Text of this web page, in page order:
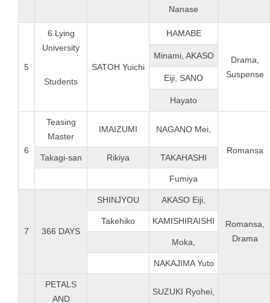
Nanase
5
6 Lying
University
Students
SATOH Yuichi
HAMABE
Drama,
Suspense
Minami, AKASO
Eiji, SANO
Hayato
6
Teasing
Master
IMAIZUMI NAGANO Mei,
Romansa
Takagi-san Rikiya TAKAHASHI
Fumiya
7 366 DAYS
SHINJYOU AKASO Eiji,
Romansa,
Drama
Takehiko KAMISHIRAISHI
Moka,
NAKAJIMA Yuto
PETALS
AND
SUZUKI Ryohei,